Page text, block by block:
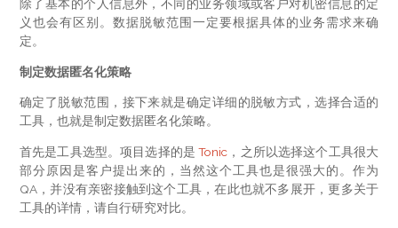
除了基本的个人信息外，不同的业务领域或客户对机密信息的定
义也会有区别。数据脱敏范围一定要根据具体的业务需求来确
定。
制定数据匿名化策略
确定了脱敏范围，接下来就是确定详细的脱敏方式，选择合适的
工具，也就是制定数据匿名化策略。
首先是工具选型。项目选择的是Tonic ，之所以选择这个工具很大
部分原因是客户提出来的，当然这个工具也是很强大的。作为
QA，并没有亲密接触到这个工具，在此也就不多展开，更多关于
工具的详情，请自行研究对比。